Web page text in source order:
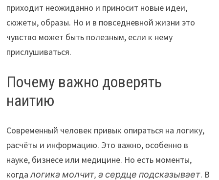
приходит неожиданно и приносит новые идеи,
сюжеты, образы. Но и в повседневной жизни это
чувство может быть полезным, если к нему
прислушиваться.
Почему важно доверять
наитию
Современный человек привык опираться на логику,
расчёты и информацию. Это важно, особенно в
науке, бизнесе или медицине. Но есть моменты,
когдалогика молчит, а сердце подсказывает. В